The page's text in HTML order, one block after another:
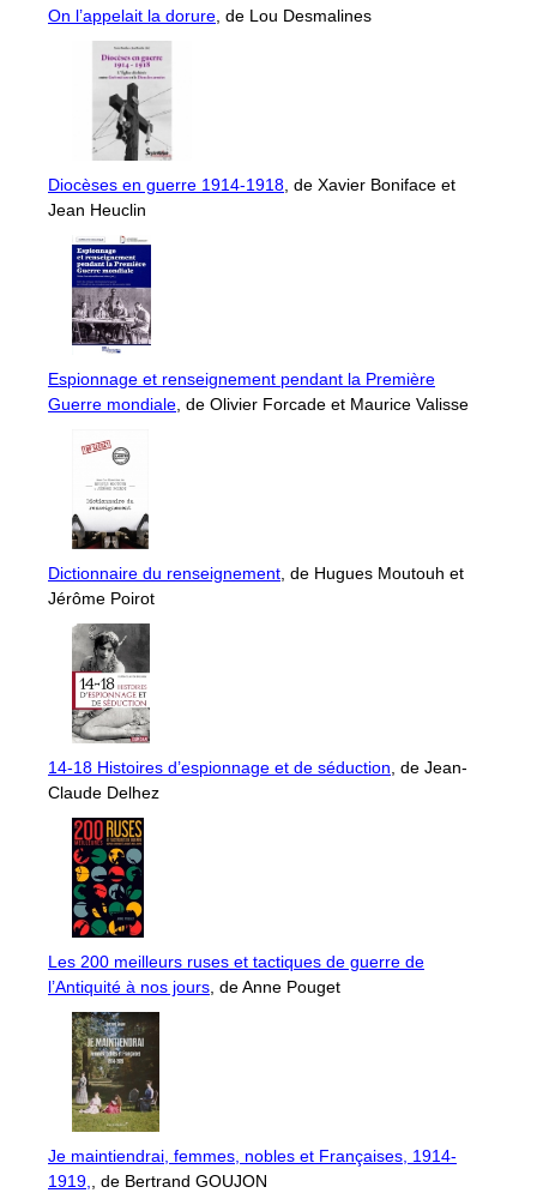
On l’appelait la dorure, de Lou Desmalines
Diocèses en guerre 1914-1918, de Xavier Boniface et
Jean Heuclin
Espionnage et renseignement pendant la Première
Guerre mondiale, de Olivier Forcade et Maurice Valisse
Dictionnaire du renseignement, de Hugues Moutouh et
Jérôme Poirot
14-18 Histoires d’espionnage et de séduction, de Jean-
Claude Delhez
Les 200 meilleurs ruses et tactiques de guerre de
l’Antiquité à nos jours, de Anne Pouget
Je maintiendrai, femmes, nobles et Françaises, 1914-
1919,, de Bertrand GOUJON